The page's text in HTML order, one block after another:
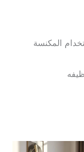
المكنسة